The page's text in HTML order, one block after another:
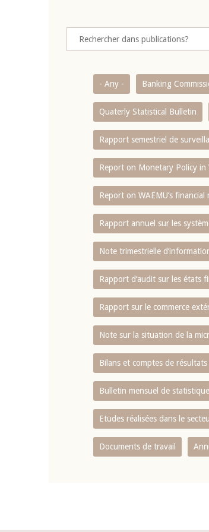
- Any - Banking
Quaterly Statistical Bulletin
Rapport semestriel de
Report on Monetary Policy in
Report on WAEMU’s
Rapport annuel sur les
Note trimestrielle
Rapport d‘audit sur les états
Rapport sur le commerce
Note sur la situation de la
Bilans et comptes de
Bulletin mensuel de
Etudes réalisées dans le
Documents de travail